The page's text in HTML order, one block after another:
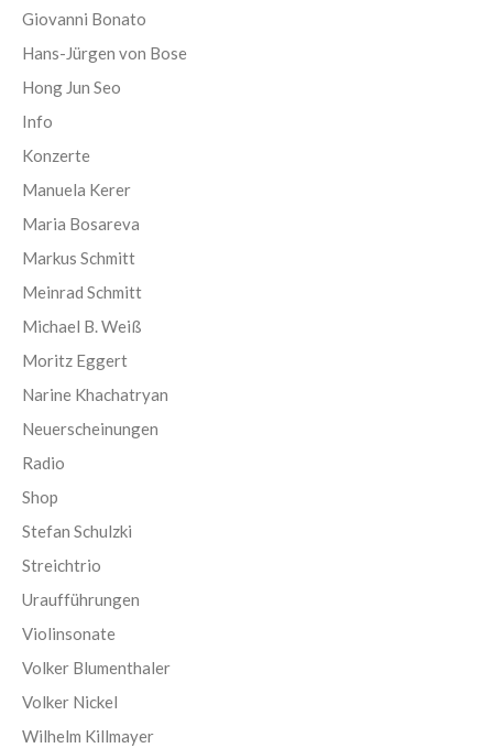
Giovanni Bonato
Hans-Jürgen von Bose
Hong Jun Seo
Info
Konzerte
Manuela Kerer
Maria Bosareva
Markus Schmitt
Meinrad Schmitt
Michael B. Weiß
Moritz Eggert
Narine Khachatryan
Neuerscheinungen
Radio
Shop
Stefan Schulzki
Streichtrio
Uraufführungen
Violinsonate
Volker Blumenthaler
Volker Nickel
Wilhelm Killmayer